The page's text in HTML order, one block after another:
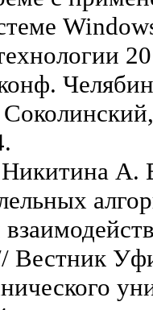
А.
Вестник